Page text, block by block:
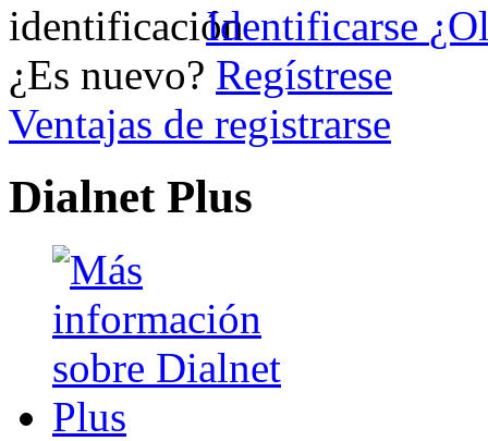
Identificarse
¿Es nuevo? Regístrese
Ventajas de registrarse
Dialnet Plus